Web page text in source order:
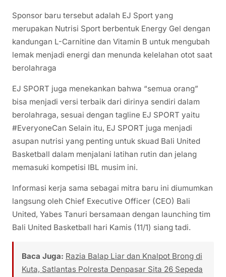
Sponsor baru tersebut adalah EJ Sport yang
merupakan Nutrisi Sport berbentuk Energy Gel dengan
kandungan L-Carnitine dan Vitamin B untuk mengubah
lemak menjadi energi dan menunda kelelahan otot saat
berolahraga
EJ SPORT juga menekankan bahwa “semua orang”
bisa menjadi versi terbaik dari dirinya sendiri dalam
berolahraga, sesuai dengan tagline EJ SPORT yaitu
#EveryoneCan Selain itu, EJ SPORT juga menjadi
asupan nutrisi yang penting untuk skuad Bali United
Basketball dalam menjalani latihan rutin dan jelang
memasuki kompetisi IBL musim ini.
Informasi kerja sama sebagai mitra baru ini diumumkan
langsung oleh Chief Executive Officer (CEO) Bali
United, Yabes Tanuri bersamaan dengan launching tim
Bali United Basketball hari Kamis (11/1) siang tadi.
Baca Juga: Razia Balap Liar dan Knalpot Brong di
Kuta, Satlantas Polresta Denpasar Sita 26 Sepeda